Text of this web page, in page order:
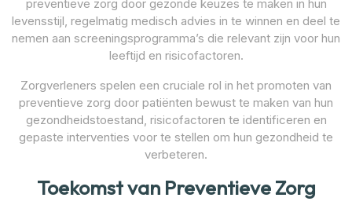
preventieve zorg door gezonde keuzes te maken in hun
levensstijl, regelmatig medisch advies in te winnen en deel te
nemen aan screeningsprogramma’s die relevant zijn voor hun
leeftijd en risicofactoren.
Zorgverleners spelen een cruciale rol in het promoten van
preventieve zorg door patiënten bewust te maken van hun
gezondheidstoestand, risicofactoren te identificeren en
gepaste interventies voor te stellen om hun gezondheid te
verbeteren.
Toekomst van Preventieve Zorg